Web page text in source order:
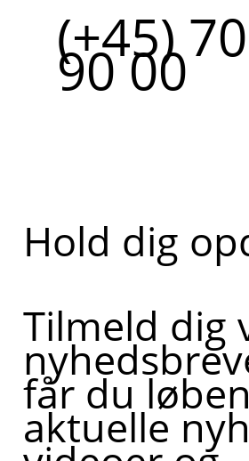
(+45)
90 00
Hold dig
Tilmeld dig
får du
aktuelle